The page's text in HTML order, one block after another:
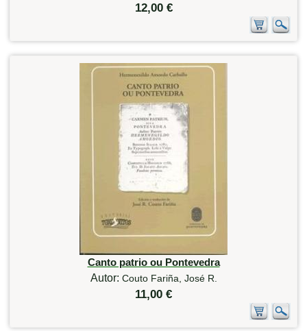
12,00 €
Canto patrio ou Pontevedra
Autor: Couto Fariña, José R.
11,00 €